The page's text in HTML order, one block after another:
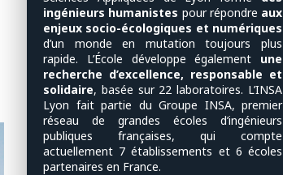
ingénieurs humanistes pour répondre aux
enjeux socio-écologiques et numériques
d’un monde en mutation toujours plus
rapide. L’École développe également une
recherche d’excellence, responsable et
solidaire, basée sur 22 laboratoires. L’INSA
Lyon fait partie du Groupe INSA, premier
réseau de grandes écoles d’ingénieurs
publiques françaises, qui compte
actuellement 7 établissements et 6 écoles
partenaires en France.